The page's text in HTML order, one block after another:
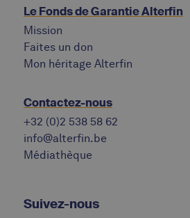
Le Fonds de Garantie Alterfin
Mission
Faites un don
Mon héritage Alterfin
Contactez-nous
+32 (0)2 538 58 62
info@alterfin.be
Médiathèque
Suivez-nous